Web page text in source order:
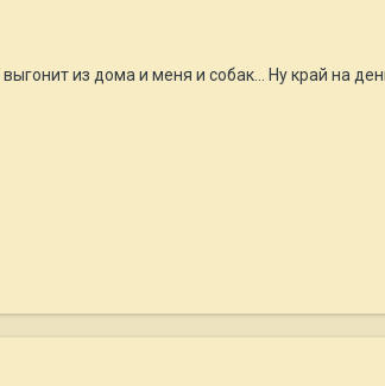
из дома и меня и собак... Ну край на